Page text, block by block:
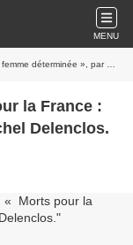
MENU
», par Michel Delenclos.
la France :
Delenclos.